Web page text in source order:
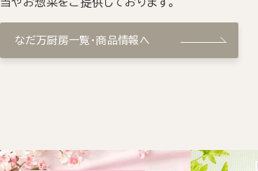
なだ万厨房一覧・商品情報へ